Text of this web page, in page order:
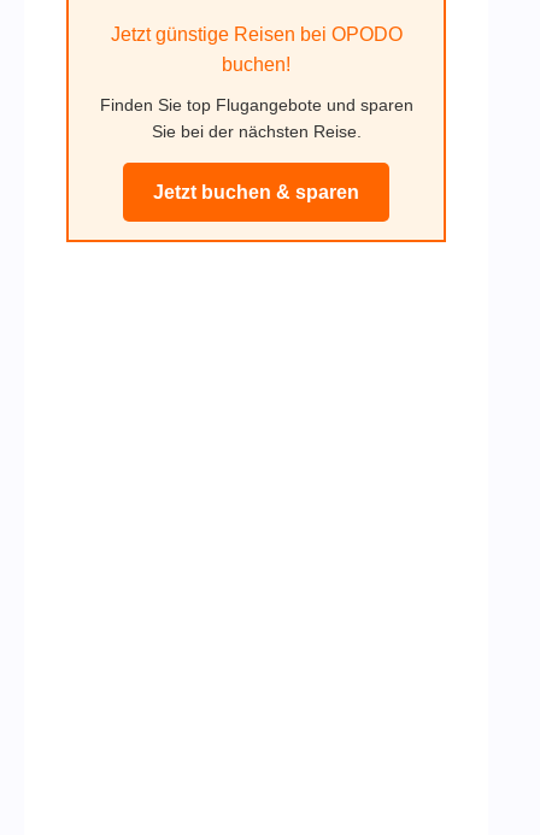
Jetzt günstige Reisen bei OPODO
buchen!
Finden Sie top Flugangebote und sparen
Sie bei der nächsten Reise.
Jetzt buchen & sparen